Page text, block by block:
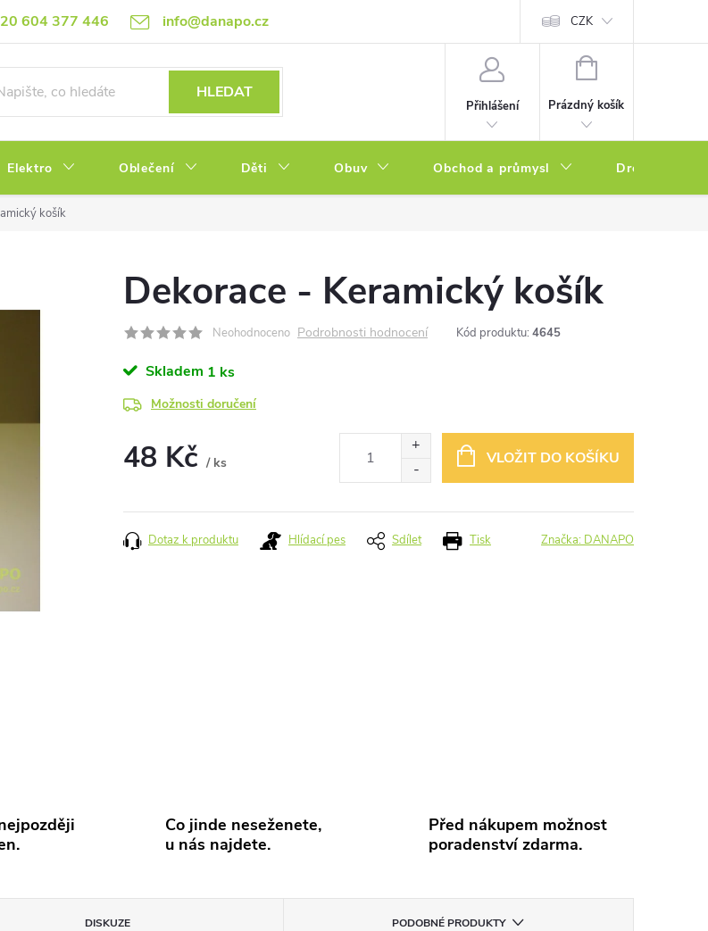
604 377 446 info@danapo.cz
Obchodní podmínky Reklamace a výměna zboží Podmínky ochrany osobních údajů Soubory cookies
CZK
HLEDAT
Přihlášení
NÁKUPNÍ
Prázdný košík
Elektro Oblečení Děti Obuv Obchod a průmysl Drogerie
košík
Dekorace - Keramický košík
Neohodnoceno Podrobnosti hodnocení Kód produktu: 4645
Skladem 1 ks
Možnosti doručení
48 Kč / ks
VLOŽIT DO KOŠÍKU
Tisk
Dotaz k produktu Hlídací pes Sdílet Značka: DANAPO
Co jinde neseženete,
u nás najdete.
Před nákupem možnost
poradenství zdarma.
DISKUZE PODOBNÉ PRODUKTY